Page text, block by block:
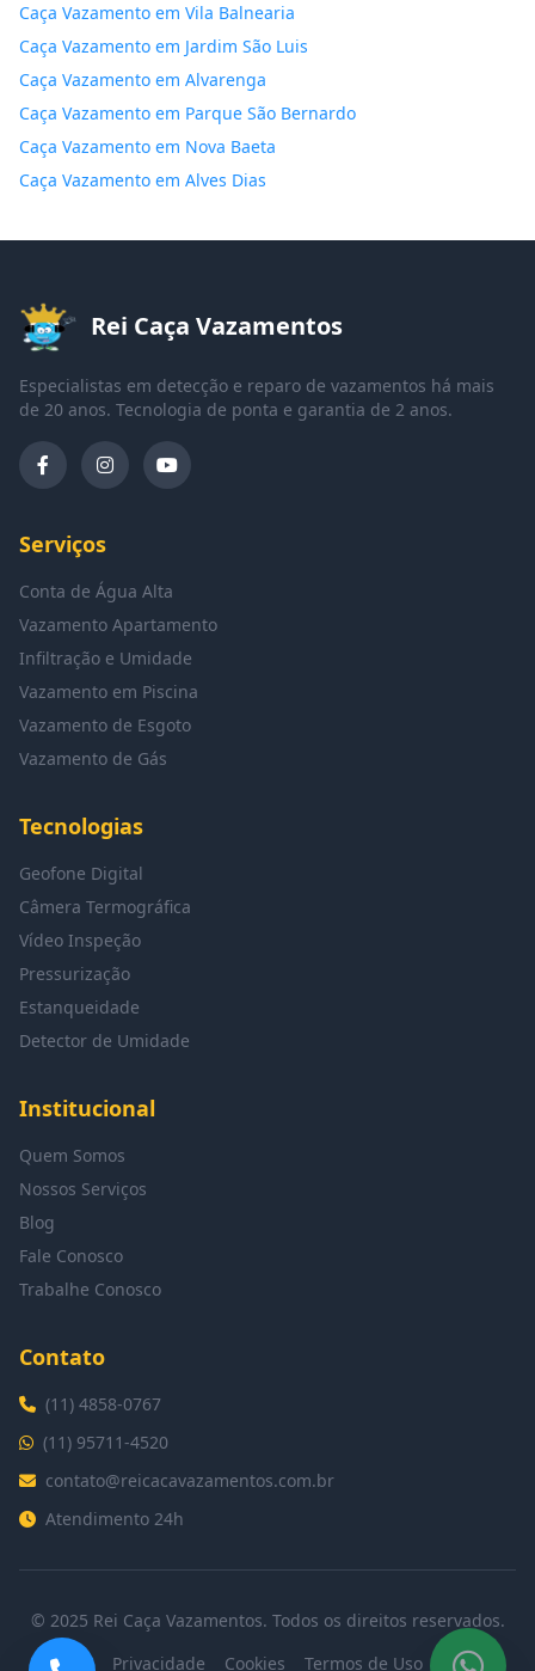
Caça Vazamento em Vila Balnearia
Caça Vazamento em Jardim São Luis
Caça Vazamento em Alvarenga
Caça Vazamento em Parque São Bernardo
Caça Vazamento em Nova Baeta
Caça Vazamento em Alves Dias
Rei Caça Vazamentos
Especialistas em detecção e reparo de vazamentos há mais
de 20 anos. Tecnologia de ponta e garantia de 2 anos.
Serviços
Conta de Água Alta
Vazamento Apartamento
Infiltração e Umidade
Vazamento em Piscina
Vazamento de Esgoto
Vazamento de Gás
Tecnologias
Geofone Digital
Câmera Termográfica
Vídeo Inspeção
Pressurização
Estanqueidade
Detector de Umidade
Institucional
Quem Somos
Nossos Serviços
Blog
Fale Conosco
Trabalhe Conosco
Contato
(11) 4858-0767
(11) 95711-4520
contato@reicacavazamentos.com.br
Atendimento 24h
© 2025 Rei Caça Vazamentos. Todos os direitos reservados.
Privacidade
Cookies Termos de Uso